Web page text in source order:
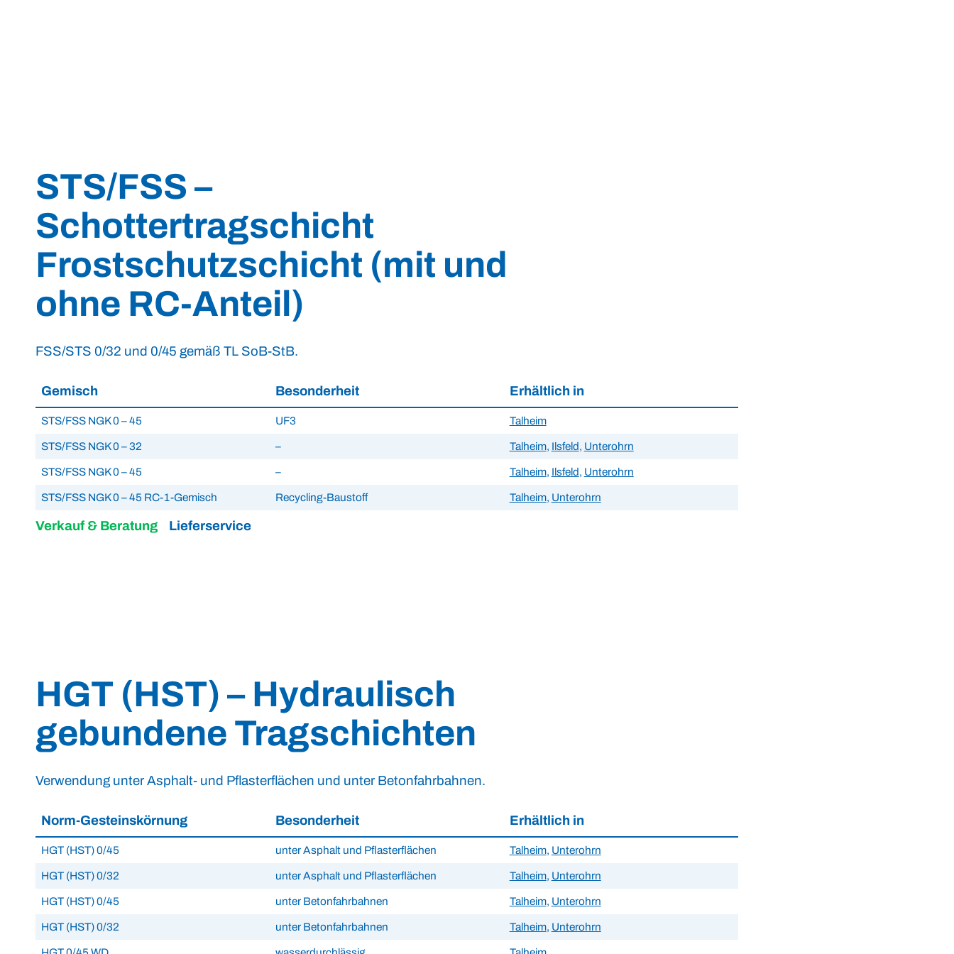
STS/FSS –
Schottertragschicht
Frostschutzschicht (mit und
ohne RC-Anteil)
FSS/STS 0/32 und 0/45 gemäß TL SoB-StB.
Gemisch Besonderheit Erhältlich in
STS/FSS NGK 0 – 45 UF3 Talheim
STS/FSS NGK 0 – 32 – Talheim, Ilsfeld, Unterohrn
STS/FSS NGK 0 – 45 – Talheim, Ilsfeld, Unterohrn
STS/FSS NGK 0 – 45 RC-1-Gemisch Recycling-Baustoff Talheim, Unterohrn
Verkauf & Beratung Lieferservice
HGT (HST) – Hydraulisch
gebundene Tragschichten
Verwendung unter Asphalt- und Pflasterflächen und unter Betonfahrbahnen.
Norm-Gesteinskörnung Besonderheit Erhältlich in
HGT (HST) 0/45 unter Asphalt und Pflasterflächen Talheim, Unterohrn
HGT (HST) 0/32 unter Asphalt und Pflasterflächen Talheim, Unterohrn
HGT (HST) 0/45 unter Betonfahrbahnen Talheim, Unterohrn
HGT (HST) 0/32 unter Betonfahrbahnen Talheim, Unterohrn